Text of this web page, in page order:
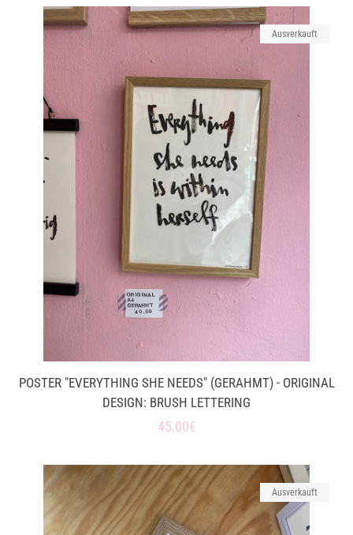
POSTER "EVERYTHING SHE NEEDS" (GERAHMT) - ORIGINAL
DESIGN: BRUSH LETTERING
Normaler
45,00€
Ausverkauft
Ausverkauft